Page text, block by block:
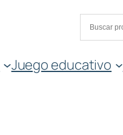
Juego educativo